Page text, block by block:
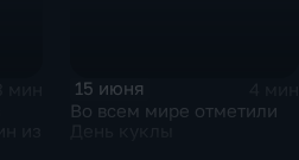
15 июня
Во всем мире отметили